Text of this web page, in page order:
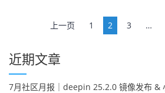
航
上一页 1 2 3 …
近期文章
7月社区月报｜deepin 25.2.0 镜像发布 &